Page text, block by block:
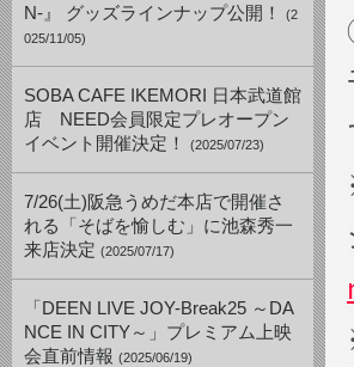
N-』 グッズラインナップ公開！
(2
025/11/05)
SOBA CAFE IKEMORI 日本武道館
店 NEED会員限定プレオープン
イベント開催決定！
(2025/07/23)
7/26(土)阪急うめだ本店で開催さ
れる「そばを愉しむ」に池森秀一
来店決定 (2025/07/17)
「DEEN LIVE JOY-Break25 ～DA
NCE IN CITY～」プレミアム上映
会直前情報 (2025/06/19)